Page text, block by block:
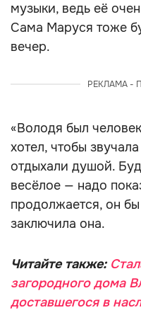
музыки, ведь её
Сама Маруся тоже
вечер.
РЕКЛАМА -
«Володя был
хотел, чтобы
отдыхали душой.
весёлое — надо
продолжается, он
заключила она.
Читайте также:
загородного дома
доставшегося в